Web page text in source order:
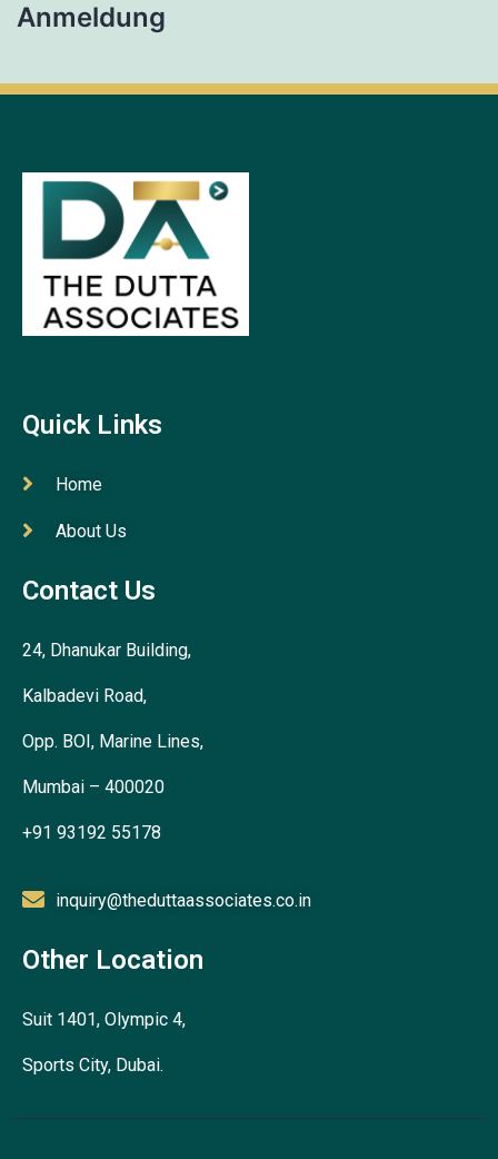
Anmeldung
Quick Links
Home
About Us
Contact Us
24, Dhanukar Building,
Kalbadevi Road,
Opp. BOI, Marine Lines,
Mumbai – 400020
+91 93192 55178
inquiry@theduttaassociates.co.in
Other Location
Suit 1401, Olympic 4,
Sports City, Dubai.